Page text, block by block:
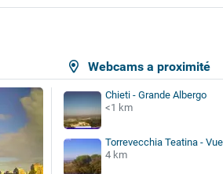
Webcams a proximité
Chieti - Grande Albergo
<1 km
Torrevecchia Teatina -
4 km